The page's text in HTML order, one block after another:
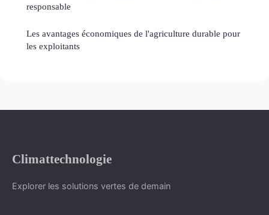
responsable
Les avantages économiques de l'agriculture durable pour
les exploitants
Climattechnologie
Explorer les solutions vertes de demain